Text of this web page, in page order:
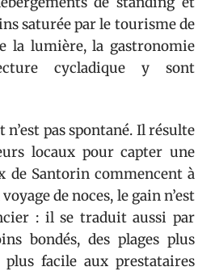
saturée par le tourisme de
la lumière, la gastronomie
cycladique y sont
pas spontané. Il résulte
locaux pour capter une
de Santorin commencent à
de noces, le gain n’est
: il se traduit aussi par
bondés, des plages plus
facile aux prestataires